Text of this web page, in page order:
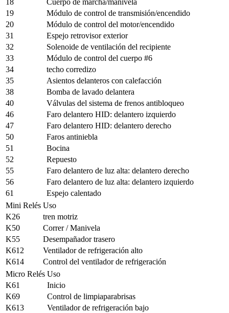
18
Cuerpo de marcha/manivela
19
Módulo de control de transmisión/encendido
20
Módulo de control del motor/encendido
31
Espejo retrovisor exterior
32
Solenoide de ventilación del recipiente
33
Módulo de control del cuerpo #6
34
techo corredizo
35
Asientos delanteros con calefacción
38
Bomba de lavado delantera
40
Válvulas del sistema de frenos antibloqueo
46
Faro delantero HID: delantero izquierdo
47
Faro delantero HID: delantero derecho
50
Faros antiniebla
51
Bocina
52
Repuesto
55
Faro delantero de luz alta: delantero derecho
56
Faro delantero de luz alta: delantero izquierdo
61
Espejo calentado
Mini Relés Uso
K26
tren motriz
K50
Correr / Manivela
K55
Desempañador trasero
K612
Ventilador de refrigeración alto
K614
Control del ventilador de refrigeración
Micro Relés Uso
K61
Inicio
K69
Control de limpiaparabrisas
K613
Ventilador de refrigeración bajo